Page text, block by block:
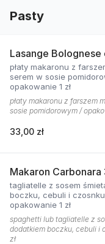
Pasty
Lasange
płaty makaronu z
serem w sosie
opakowanie 1 zł
płaty makaronu z farszem
sosie pomidorowym /
33,00 zł
Makaron Carbonara
tagliatelle z sosem śmietankowym z dodatkiem
boczku, cebuli i
opakowanie 1 zł
spaghetti lub tagliatelle z
dodatkiem boczku, cebuli i
zł